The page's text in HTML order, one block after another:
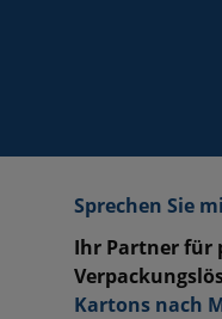
Sprechen Sie
Ihr Partner für
Kartons nach